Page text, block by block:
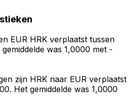
EUR HRK verplaatst tussen
was 1,0000 met -
zijn HRK naar EUR verplaatst
Het gemiddelde was 1,0000